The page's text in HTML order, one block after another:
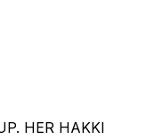
HER HAKKI